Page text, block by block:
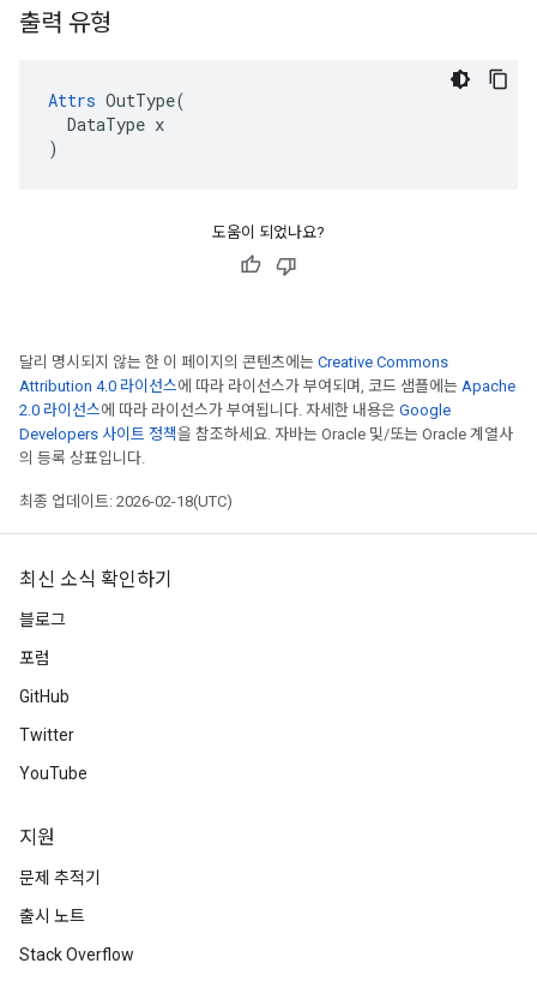
출력 유형
Attrs OutType(
  DataType x
)
도움이 되었나요?
달리 명시되지 않는 한 이 페이지의 콘텐츠에는 Creative Commons
Attribution 4.0 라이선스에 따라 라이선스가 부여되며, 코드 샘플에는 Apache
2.0 라이선스에 따라 라이선스가 부여됩니다. 자세한 내용은 Google
Developers 사이트 정책을 참조하세요. 자바는 Oracle 및/또는 Oracle 계열사
의 등록 상표입니다.
최종 업데이트: 2026-02-18(UTC)
최신 소식 확인하기
블로그
포럼
GitHub
Twitter
YouTube
지원
문제 추적기
출시 노트
Stack Overflow